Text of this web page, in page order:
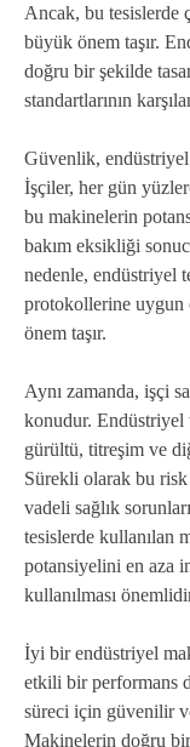
Ancak, bu tesislerde
büyük önem taşır.
doğru bir şekilde
standartlarının
Güvenlik,
İşçiler, her gün
bu makinelerin
bakım eksikliği
nedenle, endüstriyel
protokollerine uygun
önem taşır.
Aynı zamanda, işçi
konudur. Endüstriyel
gürültü, titreşim ve
Sürekli olarak bu
vadeli sağlık
tesislerde kullanılan
potansiyelini en aza
kullanılması
İyi bir endüstriyel
etkili bir performans
süreci için güvenilir
Makinelerin doğru bir